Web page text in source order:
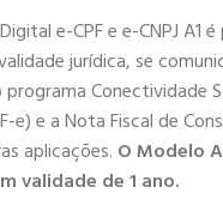
e-CPF e e-CNPJ A1
jurídica, se
programa Conectividade
e) e a Nota Fiscal de
aplicações. O Modelo
validade de 1 ano.